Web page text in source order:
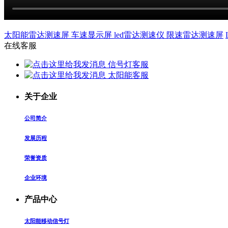
太阳能雷达测速屏 车速显示屏 led雷达测速仪 限速雷达测速屏
在线客服
信号灯客服
太阳能客服
关于企业
公司简介
发展历程
荣誉资质
企业环境
产品中心
太阳能移动信号灯